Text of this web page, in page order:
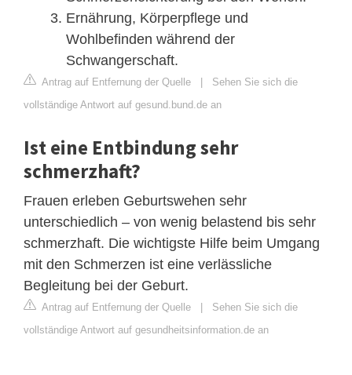
Ernährung, Körperpflege und
Wohlbefinden während der
Schwangerschaft.
Antrag auf Entfernung der Quelle | Sehen Sie sich die
vollständige Antwort auf gesund.bund.de an
Ist eine Entbindung sehr
schmerzhaft?
Frauen erleben Geburtswehen sehr
unterschiedlich – von wenig belastend bis sehr
schmerzhaft. Die wichtigste Hilfe beim Umgang
mit den Schmerzen ist eine verlässliche
Begleitung bei der Geburt.
Antrag auf Entfernung der Quelle | Sehen Sie sich die
vollständige Antwort auf gesundheitsinformation.de an